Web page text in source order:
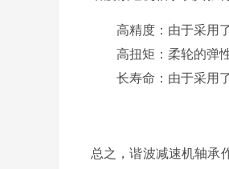
高精度 ：由于采用
高扭矩 ：柔轮的弹
长寿命 ：由于采用
总之，谐波减速机轴承